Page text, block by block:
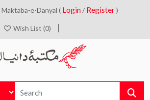
e-Danyal ( Login / Register )
Wish List (0)